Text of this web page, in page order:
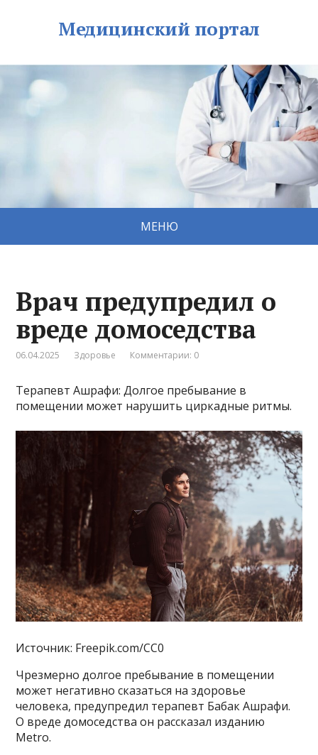
Медицинский портал
МЕНЮ
Врач предупредил о
вреде домоседства
06.04.2025 Здоровье Комментарии: 0
Терапевт Ашрафи: Долгое пребывание в
помещении может нарушить циркадные ритмы.
Источник: Freepik.com/CC0
Чрезмерно долгое пребывание в помещении
может негативно сказаться на здоровье
человека, предупредил терапевт Бабак Ашрафи.
О вреде домоседства он рассказал изданию
Metro.